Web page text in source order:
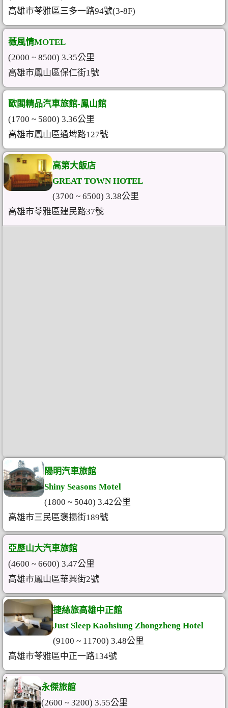
高雄市苓雅區三多一路94號(3-8F)
薇風情MOTEL
(2000 ~ 8500) 3.35公里
高雄市鳳山區保仁街1號
歐閣精品汽車旅館-鳳山館
(1700 ~ 5800) 3.36公里
高雄市鳳山區過埤路127號
高第大飯店
GREAT TOWN HOTEL
(3700 ~ 6500) 3.38公里
高雄市苓雅區建民路37號
陽明汽車旅館
Shiny Seasons Motel
(1800 ~ 5040) 3.42公里
高雄市三民區褒揚街189號
亞歷山大汽車旅館
(4600 ~ 6600) 3.47公里
高雄市鳳山區華興街2號
捷絲旅高雄中正館
Just Sleep Kaohsiung Zhongzheng Hotel
(9100 ~ 11700) 3.48公里
高雄市苓雅區中正一路134號
永傑旅館
(2600 ~ 3200) 3.55公里